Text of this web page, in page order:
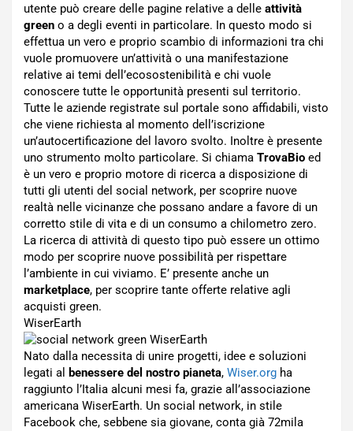
utente può creare delle pagine relative a delle attività
green o a degli eventi in particolare. In questo modo si
effettua un vero e proprio scambio di informazioni tra chi
vuole promuovere un’attività o una manifestazione
relative ai temi dell’ecosostenibilità e chi vuole
conoscere tutte le opportunità presenti sul territorio.
Tutte le aziende registrate sul portale sono affidabili, visto
che viene richiesta al momento dell’iscrizione
un’autocertificazione del lavoro svolto. Inoltre è presente
uno strumento molto particolare. Si chiama TrovaBio ed
è un vero e proprio motore di ricerca a disposizione di
tutti gli utenti del social network, per scoprire nuove
realtà nelle vicinanze che possano andare a favore di un
corretto stile di vita e di un consumo a chilometro zero.
La ricerca di attività di questo tipo può essere un ottimo
modo per scoprire nuove possibilità per rispettare
l’ambiente in cui viviamo. E’ presente anche un
marketplace, per scoprire tante offerte relative agli
acquisti green.
WiserEarth
Nato dalla necessita di unire progetti, idee e soluzioni
legati al benessere del nostro pianeta, Wiser.org ha
raggiunto l’Italia alcuni mesi fa, grazie all’associazione
americana WiserEarth. Un social network, in stile
Facebook che, sebbene sia giovane, conta già 72mila